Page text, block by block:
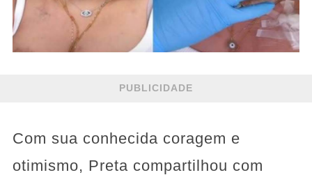
PUBLICIDADE
Com sua conhecida coragem e
otimismo, Preta compartilhou com